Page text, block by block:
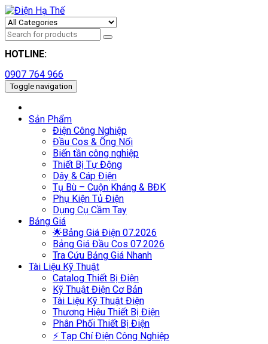
HOTLINE:
0907 764 966
Toggle navigation
Sản Phẩm
Điện Công Nghiệp
Đầu Cos & Ống Nối
Biến tần công nghiệp
Thiết Bị Tự Động
Dây & Cáp Điện
Tụ Bù – Cuộn Kháng & BĐK
Phụ Kiện Tủ Điện
Dụng Cụ Cầm Tay
Bảng Giá
🌟Bảng Giá Điện 07.2026
Bảng Giá Đầu Cos 07.2026
Tra Cứu Bảng Giá Nhanh
Tài Liệu Kỹ Thuật
Catalog Thiết Bị Điện
Kỹ Thuật Điện Cơ Bản
Tài Liệu Kỹ Thuật Điện
Thương Hiệu Thiết Bị Điện
Phân Phối Thiết Bị Điện
⚡ Tạp Chí Điện Công Nghiệp